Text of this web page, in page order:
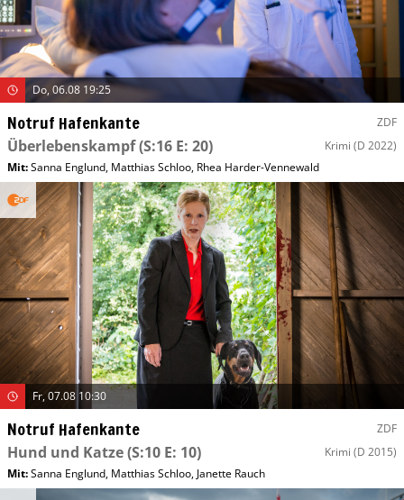
Do, 06.08 19:25
Notruf Hafenkante ZDF
Überlebenskampf(S:16 E: 20) Krimi (D 2022)
Mit:Sanna Englund, Matthias Schloo, Rhea Harder-Vennewald
Fr, 07.08 10:30
Notruf Hafenkante ZDF
Hund und Katze(S:10 E: 10) Krimi (D 2015)
Mit:Sanna Englund, Matthias Schloo, Janette Rauch